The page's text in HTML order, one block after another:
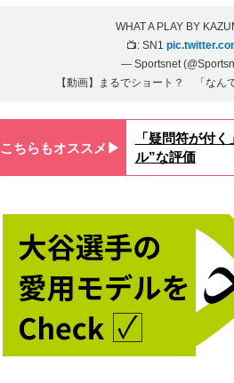
WHAT A PLAY BY
📺: SN1
— Sportsnet
【動画】まるでショート？ 「なん
こちらもオススメ▶︎
「疑問符が付
ル”な評価